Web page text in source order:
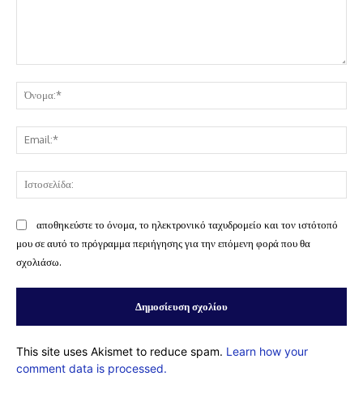
αποθηκεύστε το όνομα, το ηλεκτρονικό ταχυδρομείο και τον ιστότοπό
μου σε αυτό το πρόγραμμα περιήγησης για την επόμενη φορά που θα
σχολιάσω.
This site uses Akismet to reduce spam. Learn how your
comment data is processed.